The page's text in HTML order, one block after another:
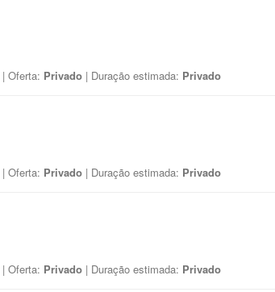
| Oferta: Privado | Duração estimada: Privado
| Oferta: Privado | Duração estimada: Privado
| Oferta: Privado | Duração estimada: Privado